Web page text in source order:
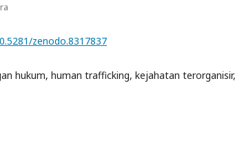
zenodo.8317837
hukum, human trafficking, kejahatan terorganisir,